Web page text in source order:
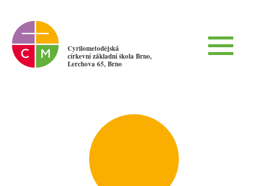
Cyrilometodějská
církevní základní škola Brno,
Lerchova 65, Brno